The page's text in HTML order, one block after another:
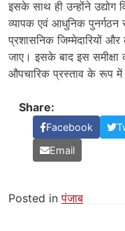
इसके साथ ही उन्होंने उद्योग
व्यापक एवं आधुनिक पुनर्गठन
प्रशासनिक जिम्मेदारियों
जाए। इसके बाद इस समीक्षा
औपचारिक प्रस्ताव के रूप में
Share:
Facebook
Email
Posted inपंजाब